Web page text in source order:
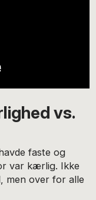
vs.
faste og
var kærlig. Ikke
men over for alle